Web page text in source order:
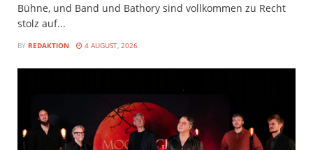
Bühne, und Band und Bathory sind vollkommen zu Recht
stolz auf...
BY REDAKTION 4 AUGUST, 2026